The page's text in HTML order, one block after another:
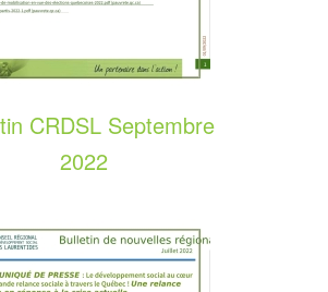
CRDSL Septembre
2022